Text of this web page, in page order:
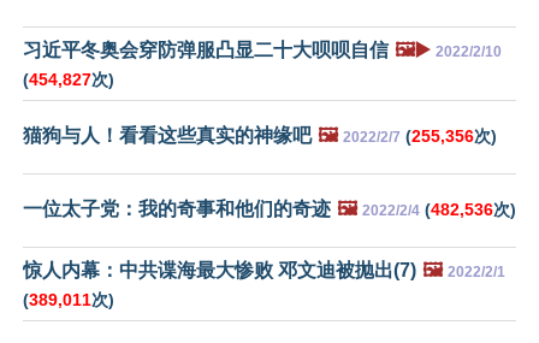
习近平冬奥会穿防弹服凸显二十大呗呗自信 🖼️▶️ 2022/2/10
(454,827次)
猫狗与人！看看这些真实的神缘吧 🖼️ 2022/2/7 (255,356次)
一位太子党：我的奇事和他们的奇迹 🖼️ 2022/2/4 (482,536次)
惊人内幕：中共谍海最大惨败 邓文迪被抛出(7) 🖼️ 2022/2/1
(389,011次)